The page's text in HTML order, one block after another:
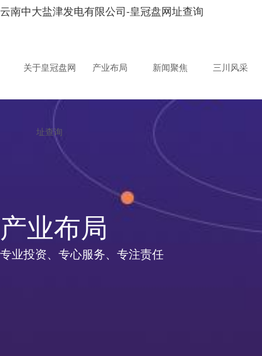
云南中大盐津发电有限公司-皇冠盘网址查询
关于皇冠盘网
址查询
产业布局 新闻聚焦 三川风采
产业布局
专业投资、专心服务、专注责任